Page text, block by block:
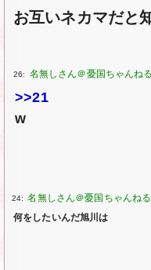
お互いネカマだと
26:
>>21
w
24:
何をしたいんだ旭川は